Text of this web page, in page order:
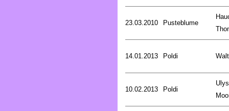
23.03.2010 Pusteblume
14.01.2013 Poldi
10.02.2013 Poldi